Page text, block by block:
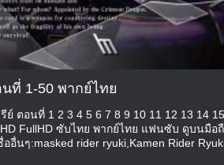
ที่ 1-50 พากย์ไทย
ย์ ตอนที่ 1 2 3 4 5 6 7 8 9 10 11 12 13 14
FullHD ซับไทย พากย์ไทย แฟนซับ ดูบนมือ
นๆ:masked rider ryuki,Kamen Rider